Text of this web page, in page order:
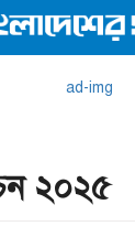
লগইন ×
সর্বশেষ
আর্কাইভ
২০২৫